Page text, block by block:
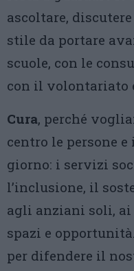
ascoltare,
stile da portare
scuole, con le
con il volontariato
Cura, perché
centro le persone
giorno: i servizi
l’inclusione, il
agli anziani soli, ai
spazi e
per difendere il